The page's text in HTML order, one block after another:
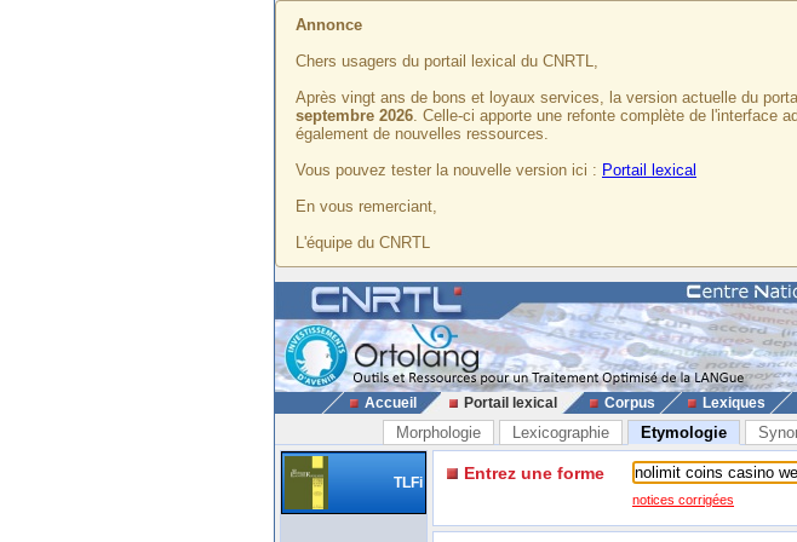
Annonce
Chers usagers du portail lexical du CNRTL,
Après vingt ans de bons et loyaux services, la version actuelle du
septembre 2026. Celle-ci apporte une refonte complète de l'interface
également de nouvelles ressources.
Vous pouvez tester la nouvelle version ici : Portail lexical
En vous remerciant,
L'équipe du CNRTL
Accueil Portail lexical Corpus Lexiques
Morphologie Lexicographie Etymologie
TLFi Entrez une forme
notices corrigées